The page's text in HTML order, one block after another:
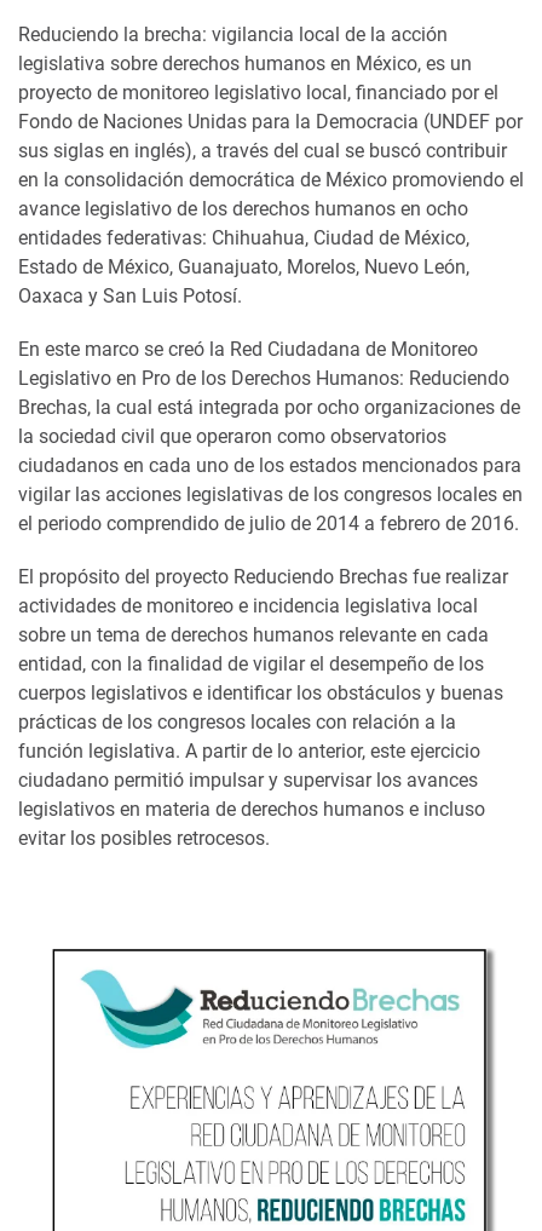
Reduciendo la brecha: vigilancia local de la acción
legislativa sobre derechos humanos en México, es un
proyecto de monitoreo legislativo local, financiado por el
Fondo de Naciones Unidas para la Democracia (UNDEF por
sus siglas en inglés), a través del cual se buscó contribuir
en la consolidación democrática de México promoviendo el
avance legislativo de los derechos humanos en ocho
entidades federativas: Chihuahua, Ciudad de México,
Estado de México, Guanajuato, Morelos, Nuevo León,
Oaxaca y San Luis Potosí.
En este marco se creó la Red Ciudadana de Monitoreo
Legislativo en Pro de los Derechos Humanos: Reduciendo
Brechas, la cual está integrada por ocho organizaciones de
la sociedad civil que operaron como observatorios
ciudadanos en cada uno de los estados mencionados para
vigilar las acciones legislativas de los congresos locales en
el periodo comprendido de julio de 2014 a febrero de 2016.
El propósito del proyecto Reduciendo Brechas fue realizar
actividades de monitoreo e incidencia legislativa local
sobre un tema de derechos humanos relevante en cada
entidad, con la finalidad de vigilar el desempeño de los
cuerpos legislativos e identificar los obstáculos y buenas
prácticas de los congresos locales con relación a la
función legislativa. A partir de lo anterior, este ejercicio
ciudadano permitió impulsar y supervisar los avances
legislativos en materia de derechos humanos e incluso
evitar los posibles retrocesos.